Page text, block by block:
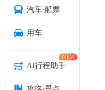
汽车·船票
用车
AI行程助手
NEW